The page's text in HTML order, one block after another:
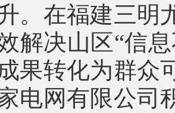
。在福建三明
解决山区“信
果转化为群众
电网有限公司